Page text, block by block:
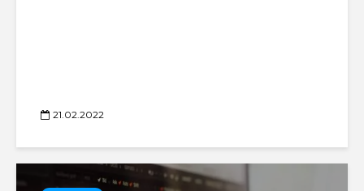
21.02.2022